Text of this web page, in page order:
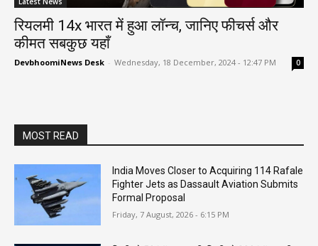
रियलमी 14x भारत में हुआ लॉन्च, जानिए फीचर्स और
कीमत सबकुछ यहाँ
DevbhoomiNews Desk - Wednesday, 18 December, 2024 - 12:47 PM 0
MOST READ
India Moves Closer to Acquiring 114 Rafale
Fighter Jets as Dassault Aviation Submits
Formal Proposal
Friday, 7 August, 2026 - 6:15 PM